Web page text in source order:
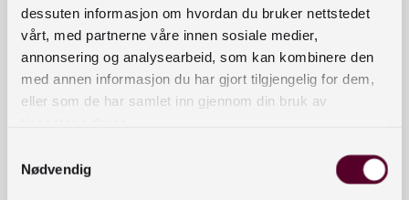
dessuten informasjon om hvordan du bruker nettstedet
vårt, med partnerne våre innen sosiale medier,
annonsering og analysearbeid, som kan kombinere den
med annen informasjon du har gjort tilgjengelig for dem,
eller som de har samlet inn gjennom din bruk av
Nødvendig
som er aktuelle med bøker.
Gode muligheter for mingling og prat med
kollegaer på andre bibliotek.
Det serveres deilig lunsj (kun det fysiske
arrangementet).
(kun det fysiske arrangementet).